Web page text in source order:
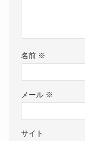
名前 ※
メール ※
サイト